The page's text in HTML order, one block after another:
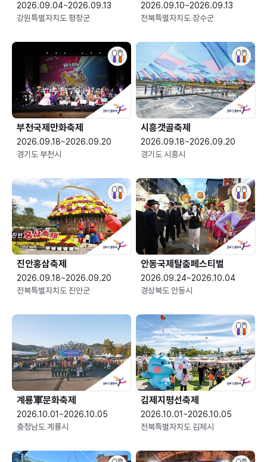
2026.09.04~2026.09.13
강원특별자치도 평창군
2026.09.10~2026.09.13
전북특별자치도 장수군
부천국제만화축제
2026.09.18~2026.09.20
경기도 부천시
시흥갯골축제
2026.09.18~2026.09.20
경기도 시흥시
진안홍삼축제
2026.09.18~2026.09.20
전북특별자치도 진안군
안동국제탈춤페스티벌
2026.09.24~2026.10.04
경상북도 안동시
2026.10.01~2026.10.05
충청남도 계룡시
김제지평선축제
2026.10.01~2026.10.05
전북특별자치도 김제시